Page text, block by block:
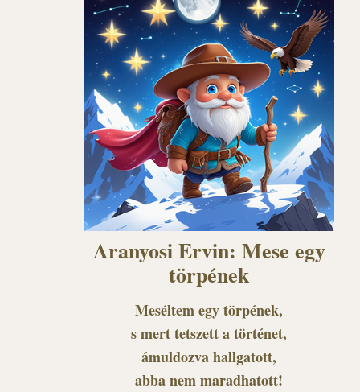
Aranyosi Ervin: Mese egy
törpének
Meséltem egy törpének,
s mert tetszett a történet,
ámuldozva hallgatott,
abba nem maradhatott!